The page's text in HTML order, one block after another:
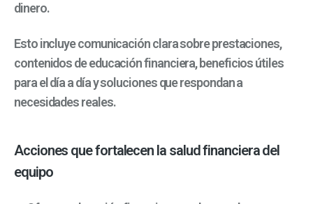
dinero.
Esto incluye comunicación clara sobre prestaciones,
contenidos de educación financiera, beneficios útiles
para el día a día y soluciones que respondan a
necesidades reales.
Acciones que fortalecen la salud financiera del
equipo